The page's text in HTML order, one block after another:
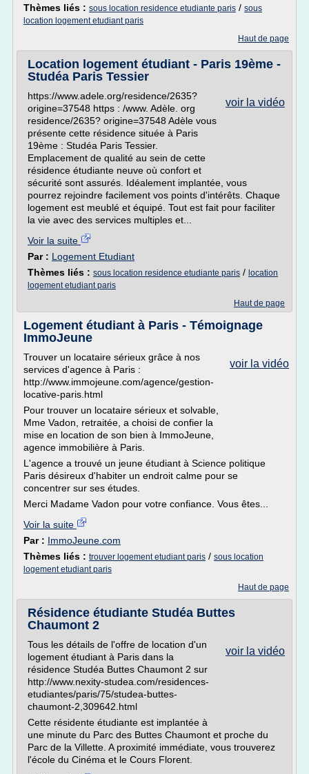
Thèmes liés : sous location residence etudiante paris / sous
location logement etudiant paris
Haut de page
Location logement étudiant - Paris 19ème -
Studéa Paris Tessier
voir la vidéo
https://www.adele.org/residence/2635?
origine=37548 https : /www. Adèle. org
residence/2635? origine=37548 Adèle vous
présente cette résidence située à Paris
19ème : Studéa Paris Tessier.
Emplacement de qualité au sein de cette
résidence étudiante neuve où confort et
sécurité sont assurés. Idéalement implantée, vous
pourrez rejoindre facilement vos points d'intérêts. Chaque
logement est meublé et équipé. Tout est fait pour faciliter
la vie avec des services multiples et...
Voir la suite
Par : Logement Etudiant
Thèmes liés : sous location residence etudiante paris / location
logement etudiant paris
Haut de page
Logement étudiant à Paris - Témoignage
ImmoJeune
voir la vidéo
Trouver un locataire sérieux grâce à nos
services d'agence à Paris :
http://www.immojeune.com/agence/gestion-
locative-paris.html
Pour trouver un locataire sérieux et solvable,
Mme Vadon, retraitée, a choisi de confier la
mise en location de son bien à ImmoJeune,
agence immobilière à Paris.
L'agence a trouvé un jeune étudiant à Science politique
Paris désireux d'habiter un endroit calme pour se
concentrer sur ses études.
Merci Madame Vadon pour votre confiance. Vous êtes...
Voir la suite
Par : ImmoJeune.com
Thèmes liés : trouver logement etudiant paris / sous location
logement etudiant paris
Haut de page
Résidence étudiante Studéa Buttes
Chaumont 2
voir la vidéo
Tous les détails de l'offre de location d'un
logement étudiant à Paris dans la
résidence Studéa Buttes Chaumont 2 sur
http://www.nexity-studea.com/residences-
etudiantes/paris/75/studea-buttes-
chaumont-2,309642.html
Cette résidente étudiante est implantée à
une minute du Parc des Buttes Chaumont et proche du
Parc de la Villette. A proximité immédiate, vous trouverez
l'école du Cinéma et le Cours Florent.